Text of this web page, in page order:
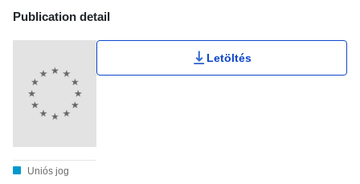
Publication Detail Actions Portlet
Publication detail
Uniós jog
Letöltés